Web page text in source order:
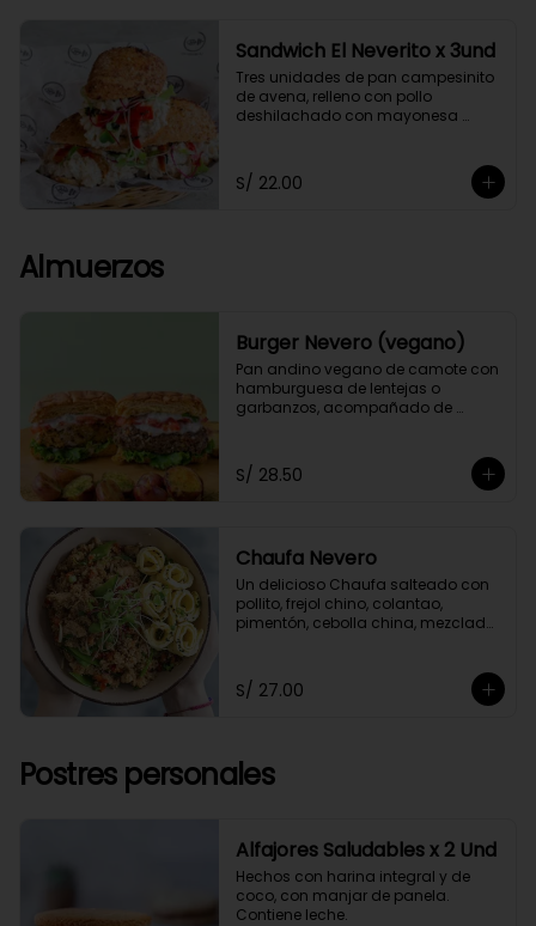
Sandwich El Neverito x 3und
Tres unidades de pan campesinito
de avena, relleno con pollo
deshilachado con mayonesa
germinados, acompañado de
chimichurri y un toque de orégano.
S/ 22.00
Almuerzos
Burger Nevero (vegano)
Pan andino vegano de camote con
hamburguesa de lentejas o
garbanzos, acompañado de
guacamole y papitas cocktail
salteadas con perejil.
S/ 28.50
Chaufa Nevero
Un delicioso Chaufa salteado con
pollito, frejol chino, colantao,
pimentón, cebolla china, mezclado
tortilla de huevo
S/ 27.00
Postres personales
Alfajores Saludables x 2 Und
Hechos con harina integral y de
coco, con manjar de panela.
Contiene leche.